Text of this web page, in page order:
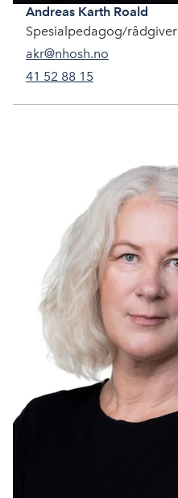
Andreas Karth Roald
Spesialpedagog/rådgiver
akr@nhosh.no
41 52 88 15